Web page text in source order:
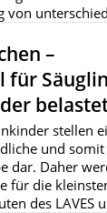
von
–
für
stellen
und
dar. Daher
für die
des LAVES